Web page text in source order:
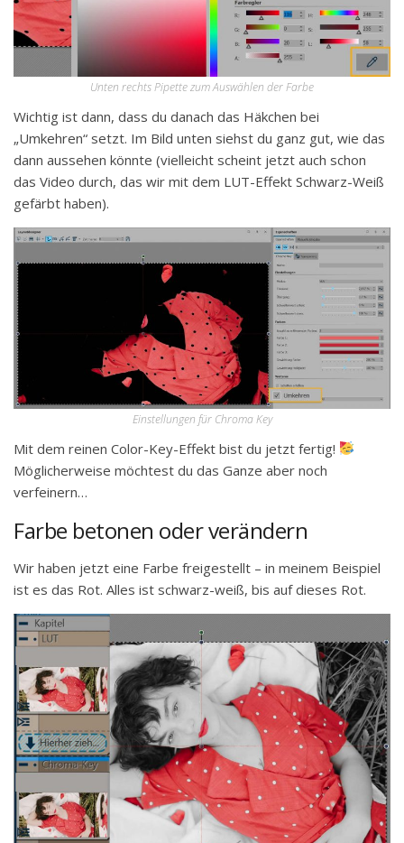
Unten rechts Pipette zum Auswählen der Farbe
Wichtig ist dann, dass du danach das Häkchen bei
„Umkehren“ setzt. Im Bild unten siehst du ganz gut, wie das
dann aussehen könnte (vielleicht scheint jetzt auch schon
das Video durch, das wir mit dem LUT-Effekt Schwarz-Weiß
gefärbt haben).
Einstellungen für Chroma Key
Mit dem reinen Color-Key-Effekt bist du jetzt fertig!
Möglicherweise möchtest du das Ganze aber noch
verfeinern…
Farbe betonen oder verändern
Wir haben jetzt eine Farbe freigestellt – in meinem Beispiel
ist es das Rot. Alles ist schwarz-weiß, bis auf dieses Rot.